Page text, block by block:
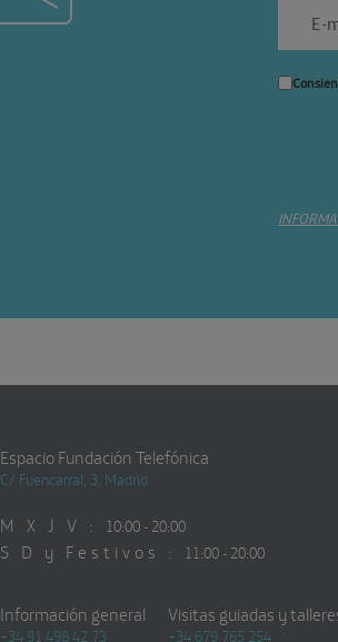
Espacio Fundación Telefónica
C/ Fuencarral, 3, Madrid
M X J V : 10:00 - 20:00
S D y Festivos : 11:00 - 20:00
Información general
+34 91 498 42 73
Visitas guiadas y
+34 679 765 254